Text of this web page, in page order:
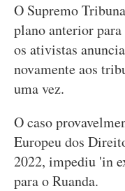
O Supremo
plano anterior
os ativistas
novamente aos
uma vez.
O caso
Europeu dos
2022, impediu 'in
para o Ruanda.